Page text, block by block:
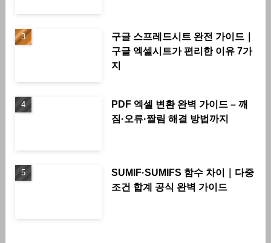
구글 스프레드시트 완전 가이드｜
구글 엑셀시트가 편리한 이유 7가
지
PDF 엑셀 변환 완벽 가이드 – 깨
짐·오류·짤림 해결 방법까지
SUMIF·SUMIFS 함수 차이｜다중
조건 합계 공식 완벽 가이드